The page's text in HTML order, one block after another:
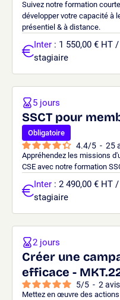
Suivez notre formation
développer votre capacité à
présentiel & à distance.
Inter : 1 550,00 € HT /
stagiaire
SSCT pour
Obligatoire
4.4/5 - 25
Appréhendez les missions
CSE avec notre formation
5 jours
Inter : 2 490,00 € HT /
stagiaire
Créer une
efficace -
5/5 - 2 avis
Mettez en œuvre des
2 jours